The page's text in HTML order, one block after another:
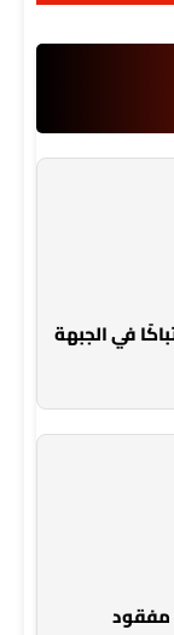
في الجبهة
مفقود